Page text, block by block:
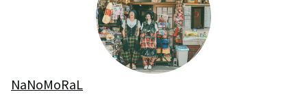
NaNoMoRaL